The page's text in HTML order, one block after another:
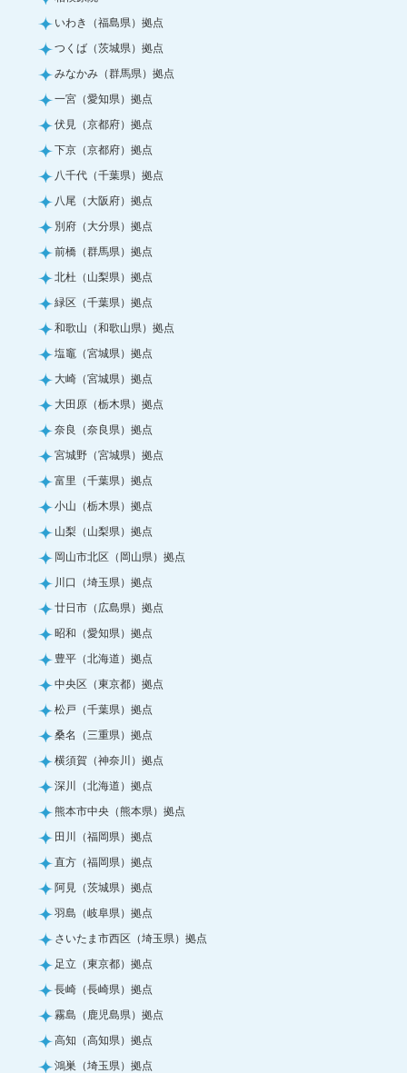
いわき（福島県）拠点
つくば（茨城県）拠点
みなかみ（群馬県）拠点
一宮（愛知県）拠点
伏見（京都府）拠点
下京（京都府）拠点
八千代（千葉県）拠点
八尾（大阪府）拠点
別府（大分県）拠点
前橋（群馬県）拠点
北杜（山梨県）拠点
緑区（千葉県）拠点
和歌山（和歌山県）拠点
塩竈（宮城県）拠点
大崎（宮城県）拠点
大田原（栃木県）拠点
奈良（奈良県）拠点
宮城野（宮城県）拠点
富里（千葉県）拠点
小山（栃木県）拠点
山梨（山梨県）拠点
岡山市北区（岡山県）拠点
川口（埼玉県）拠点
廿日市（広島県）拠点
昭和（愛知県）拠点
豊平（北海道）拠点
中央区（東京都）拠点
松戸（千葉県）拠点
桑名（三重県）拠点
横須賀（神奈川）拠点
深川（北海道）拠点
熊本市中央（熊本県）拠点
田川（福岡県）拠点
直方（福岡県）拠点
阿見（茨城県）拠点
羽島（岐阜県）拠点
さいたま市西区（埼玉県）拠点
足立（東京都）拠点
長崎（長崎県）拠点
霧島（鹿児島県）拠点
高知（高知県）拠点
鴻巣（埼玉県）拠点